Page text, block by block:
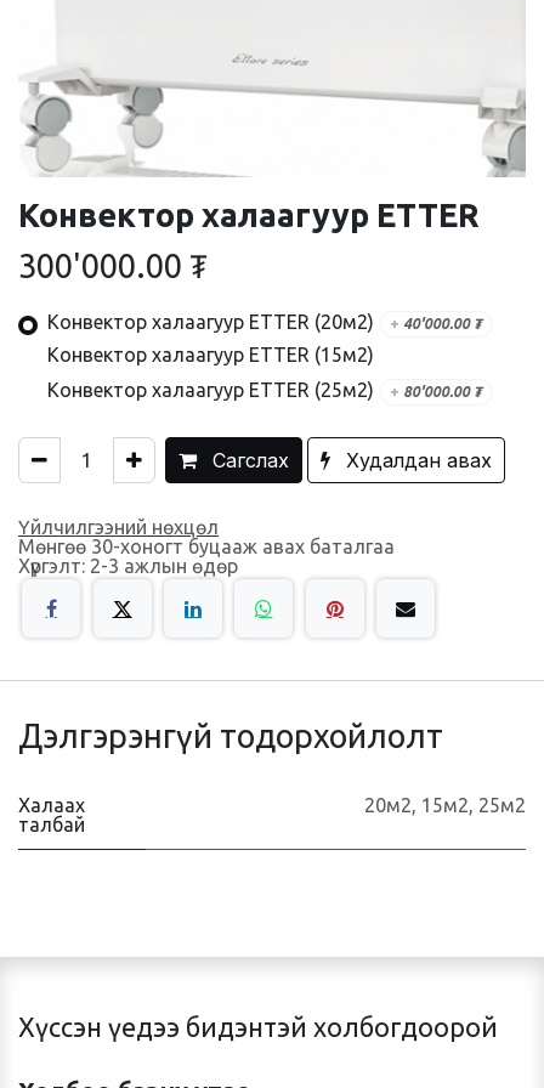
Конвектор халаагуур ETTER
300'000.00 ₮
Конвектор халаагуур ETTER (20м2) + 40'000.00₮
Конвектор халаагуур ETTER (15м2)
Конвектор халаагуур ETTER (25м2)
+ 80'000.00₮
Сагслах Худалдан авах
Үйлчилгээний нөхцөл
Мөнгөө 30-хоногт буцааж авах баталгаа
Хүргэлт: 2-3 ажлын өдөр
Дэлгэрэнгүй тодорхойлолт
Халаах
талбай
20м2, 15м2, 25м2
Хүссэн үедээ бидэнтэй холбогдоорой